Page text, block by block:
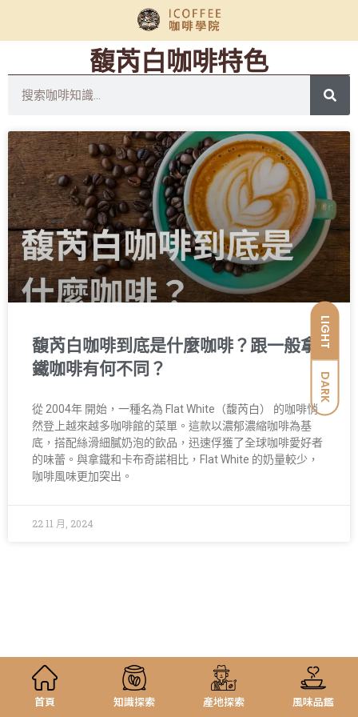
LIGHT
DARK
馥芮白咖啡特色
馥芮白咖啡到底是什麼咖啡？跟一般拿
鐵咖啡有何不同？
從 2004年 開始，一種名為 Flat White（馥芮白） 的咖啡悄
然登上越來越多咖啡館的菜單。這款以濃郁濃縮咖啡為基
底，搭配絲滑細膩奶泡的飲品，迅速俘獲了全球咖啡愛好者
的味蕾。與拿鐵和卡布奇諾相比，Flat White 的奶量較少，
咖啡風味更加突出。
22 11 月, 2024
首頁 知識探索 產地探索 風味品鑑